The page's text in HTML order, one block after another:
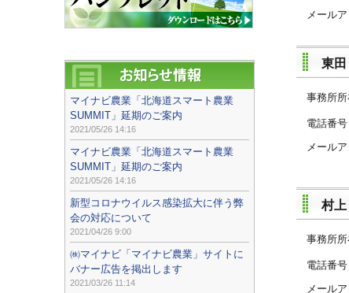
マイナビ農業「北海道スマート農業
SUMMIT」延期のご案内
2021/05/26 14:16
マイナビ農業「北海道スマート農業
SUMMIT」延期のご案内
2021/05/26 14:16
新型コロナウイルス感染拡大に伴う弊
会の対応について
2021/04/26 9:00
㈱マイナビ「マイナビ農業」サイトに
バナー広告を掲出します
2021/03/26 11:14
メール
東
事務所
電話
メール
村
事務所
電話
メール